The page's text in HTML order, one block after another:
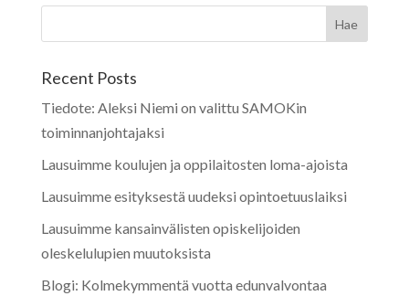
Recent Posts
Tiedote: Aleksi Niemi on valittu SAMOKin
toiminnanjohtajaksi
Lausuimme koulujen ja oppilaitosten loma-ajoista
Lausuimme esityksestä uudeksi opintoetuuslaiksi
Lausuimme kansainvälisten opiskelijoiden
oleskelulupien muutoksista
Blogi: Kolmekymmentä vuotta edunvalvontaa